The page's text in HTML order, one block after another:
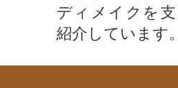
ディメイクを
紹介しています